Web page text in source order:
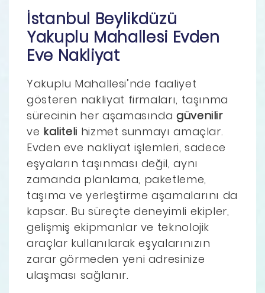
İstanbul Beylikdüzü
Yakuplu Mahallesi Evden
Eve Nakliyat
Yakuplu Mahallesi’nde faaliyet
gösteren nakliyat firmaları, taşınma
sürecinin her aşamasında güvenilir
ve kaliteli hizmet sunmayı amaçlar.
Evden eve nakliyat işlemleri, sadece
eşyaların taşınması değil, aynı
zamanda planlama, paketleme,
taşıma ve yerleştirme aşamalarını da
kapsar. Bu süreçte deneyimli ekipler,
gelişmiş ekipmanlar ve teknolojik
araçlar kullanılarak eşyalarınızın
zarar görmeden yeni adresinize
ulaşması sağlanır.